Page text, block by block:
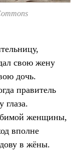
свою жену
дочь.
правитель
глаза.
женщины,
вполне
в жёны.